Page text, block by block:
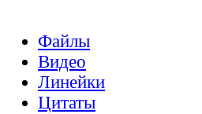
Файлы
Видео
Линейки
Цитаты